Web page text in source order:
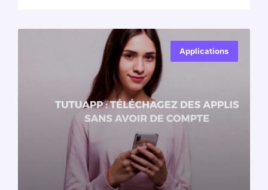
Applications